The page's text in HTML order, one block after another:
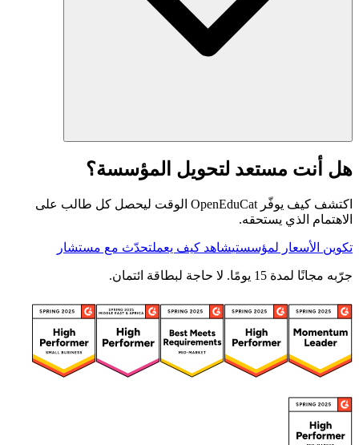
هل أنت مستعد لتحويل المؤسسة؟
اكتشف كيف يوفّر OpenEduCat الوقت ليحصل كل طالب على
الاهتمام الذي يستحقه.
تكوين الأسعار لمؤسستيشاهد كيف يعملتحدّث مع مستشار
جرّبه مجانًا لمدة 15 يومًا. لا حاجة لبطاقة ائتمان.